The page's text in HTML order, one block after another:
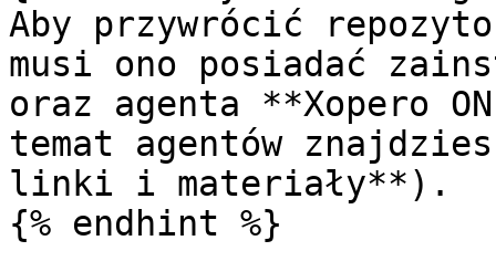
Aby przywrócić
musi ono posiadać
oraz agenta **Xopero
temat agentów
linki i materiały**).
{% endhint %}